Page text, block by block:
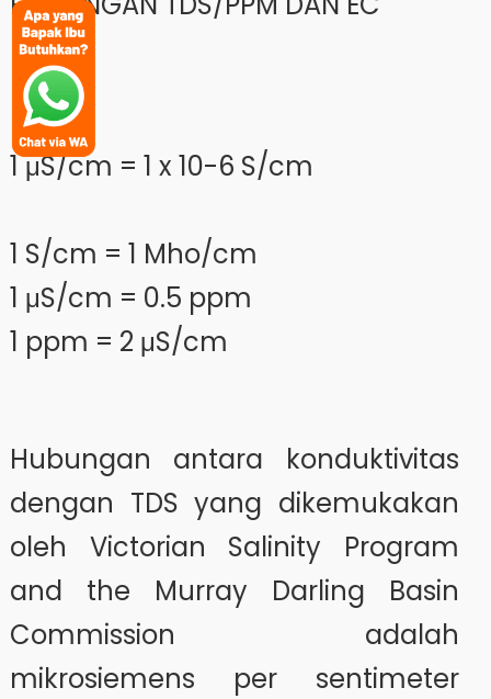
1 μS/cm = 1 x 10-6 S/cm
1 S/cm = 1 Mho/cm
1 μS/cm = 0.5 ppm
1 ppm = 2 μS/cm
Hubungan antara konduktivitas
dengan TDS yang dikemukakan
oleh Victorian Salinity Program
and the Murray Darling Basin
Commission adalah
mikrosiemens per sentimeter